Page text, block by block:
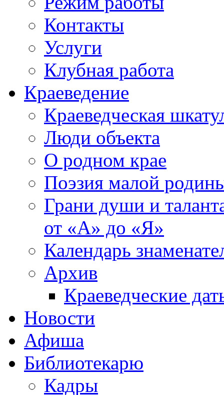
Контакты
Услуги
Клубная работа
Краеведение
Краеведческая
Люди объекта
О родном крае
Поэзия малой
Грани души и
от «А» до «Я»
Календарь
Архив
Краеведческие
Новости
Афиша
Библиотекарю
Кадры